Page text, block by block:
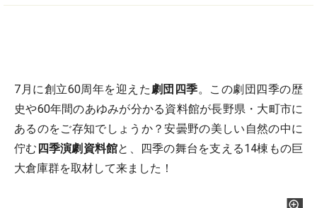
7月に創立60周年を迎えた劇団四季。この劇団四季の歴
史や60年間のあゆみが分かる資料館が長野県・大町市に
あるのをご存知でしょうか？安曇野の美しい自然の中に
佇む 四季演劇資料館と、四季の舞台を支える14棟もの巨
大倉庫群を取材して来ました！